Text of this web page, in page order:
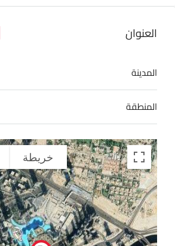
العنوان
المدينة
المنطقة
خريطة